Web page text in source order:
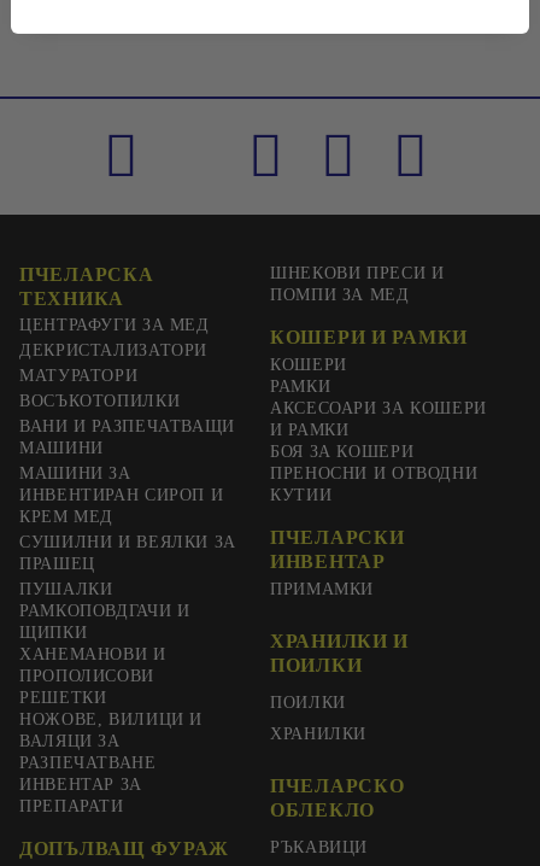
ПЧЕЛАРСКА
ТЕХНИКА
ЦЕНТРАФУГИ ЗА МЕД
ДЕКРИСТАЛИЗАТОРИ
МАТУРАТОРИ
ВОСЪКОТОПИЛКИ
ВАНИ И РАЗПЕЧАТВАЩИ
МАШИНИ
МАШИНИ ЗА
ИНВЕНТИРАН СИРОП И
КРЕМ МЕД
СУШИЛНИ И ВЕЯЛКИ ЗА
ПРАШЕЦ
ШНЕКОВИ ПРЕСИ И
ПОМПИ ЗА МЕД
КОШЕРИ И РАМКИ
КОШЕРИ
РАМКИ
АКСЕСОАРИ ЗА КОШЕРИ
И РАМКИ
БОЯ ЗА КОШЕРИ
ПРЕНОСНИ И ОТВОДНИ
КУТИИ
ПЧЕЛАРСКИ
ИНВЕНТАР
ПУШАЛКИ
РАМКОПОВДГАЧИ И
ЩИПКИ
ХАНЕМАНОВИ И
ПРОПОЛИСОВИ
РЕШЕТКИ
НОЖОВЕ, ВИЛИЦИ И
ВАЛЯЦИ ЗА
РАЗПЕЧАТВАНЕ
ИНВЕНТАР ЗА
ПРЕПАРАТИ
ДОПЪЛВАЩ ФУРАЖ
ПРИМАМКИ
ХРАНИЛКИ И
ПОИЛКИ
ПОИЛКИ
ХРАНИЛКИ
ПЧЕЛАРСКО
ОБЛЕКЛО
РЪКАВИЦИ